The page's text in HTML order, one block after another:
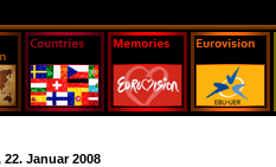
Januar 2008